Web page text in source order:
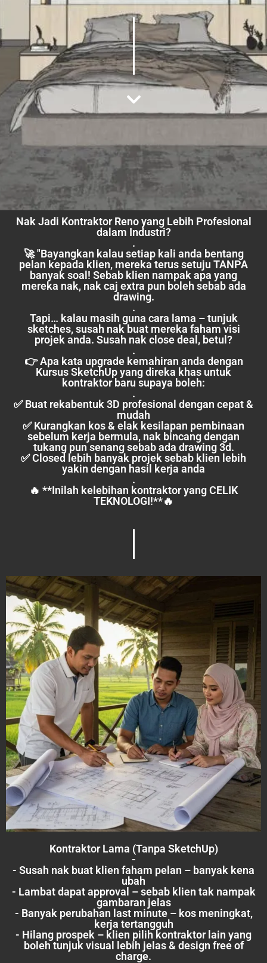
Nak Jadi Kontraktor Reno yang Lebih Profesional
dalam Industri?
.
🚀 "Bayangkan kalau setiap kali anda bentang
pelan kepada klien, mereka terus setuju TANPA
banyak soal! Sebab klien nampak apa yang
mereka nak, nak caj extra pun boleh sebab ada
drawing.
.
Tapi… kalau masih guna cara lama – tunjuk
sketches, susah nak buat mereka faham visi
projek anda. Susah nak close deal, betul?
.
👉 Apa kata upgrade kemahiran anda dengan
Kursus SketchUp yang direka khas untuk
kontraktor baru supaya boleh:
.
✅ Buat rekabentuk 3D profesional dengan cepat &
mudah
✅ Kurangkan kos & elak kesilapan pembinaan
sebelum kerja bermula, nak bincang dengan
tukang pun senang sebab ada drawing 3d.
✅ Closed lebih banyak projek sebab klien lebih
yakin dengan hasil kerja anda
.
🔥 **Inilah kelebihan kontraktor yang CELIK
TEKNOLOGI!**🔥
Kontraktor Lama (Tanpa SketchUp)
-
- Susah nak buat klien faham pelan – banyak kena
ubah
- Lambat dapat approval – sebab klien tak nampak
gambaran jelas
- Banyak perubahan last minute – kos meningkat,
kerja tertangguh
- Hilang prospek – klien pilih kontraktor lain yang
boleh tunjuk visual lebih jelas & design free of
charge.